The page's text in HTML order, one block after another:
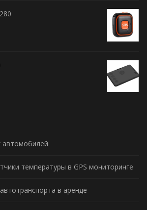
автомобилей
температуры в GPS мониторинге
в аренде